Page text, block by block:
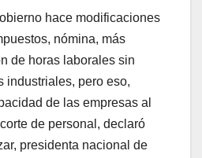
hace modificaciones
nómina, más
de horas laborales sin
industriales, pero eso,
de las empresas al
de personal, declaró
presidenta nacional de